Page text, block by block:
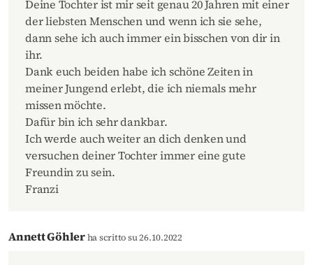
Deine Tochter ist mir seit genau 20 Jahren mit einer
der liebsten Menschen und wenn ich sie sehe,
dann sehe ich auch immer ein bisschen von dir in
ihr.
Dank euch beiden habe ich schöne Zeiten in
meiner Jungend erlebt, die ich niemals mehr
missen möchte.
Dafür bin ich sehr dankbar.
Ich werde auch weiter an dich denken und
versuchen deiner Tochter immer eine gute
Freundin zu sein.
Franzi
Annett Göhlerha scritto su 26.10.2022